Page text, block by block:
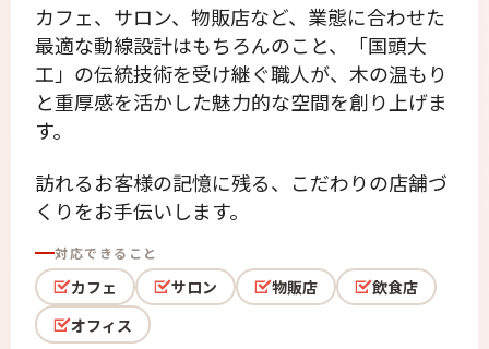
カフェ、サロン、物販店など、業態に合わせた
最適な動線設計はもちろんのこと、「国頭大
工」の伝統技術を受け継ぐ職人が、木の温もり
と重厚感を活かした魅力的な空間を創り上げま
す。
訪れるお客様の記憶に残る、こだわりの店舗づ
くりをお手伝いします。
対応できること
カフェ サロン 物販店
飲食店
オフィス